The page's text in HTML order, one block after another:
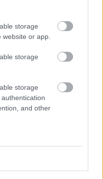
storage
or app.
storage
storage
and other
Lavór